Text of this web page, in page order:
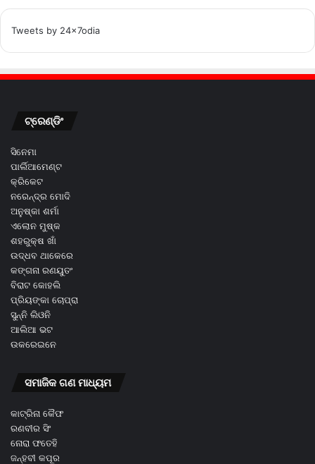
Tweets by 24x7odia
ଟ୍ରେଣ୍ଡିଂ
ସିନେମା
ପାର୍ଲିଆମେଣ୍ଟ
କ୍ରିକେଟ
ନରେନ୍ଦ୍ର ମୋଦି
ଅନୁଷ୍କା ଶର୍ମା
ଏଲୋନ ମୁଷ୍କ
ଶହରୁକ୍ଷ ଖାଁ
ଉଦ୍ଧବ ଥାକେରେ
କଙ୍ଗନା ରଣୟୁତଂ
ବିରାଟ କୋହଲି
ପ୍ରିୟଙ୍କା ଚୋପ୍ରା
ସୁନ୍ନି ଲିଓନି
ଆଲିଆ ଭଟ
ଉକରେଇନେ
ସମାଜିକ ଗଣ ମାଧ୍ୟମ
କାଟ୍ରିନା କୈଫ
ରଣବୀର ସିଂ
ନୋରା ଫତେହି
ଜନ୍ହବୀ କପୂର